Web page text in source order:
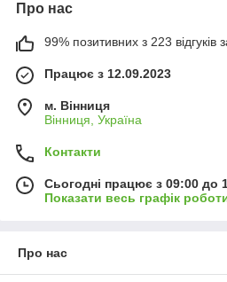
Про нас
99% позитивних з 223 відгуків
Працює з 12.09.2023
м. Вінниця
Вінниця, Україна
Контакти
Сьогодні працює з 09:00 до
Показати весь графік
Про нас